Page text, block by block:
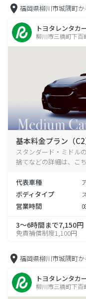
福岡県柳川市城隅町か
トヨタレンタカ
柳川市三橋町下百
基本料金プラン（C2
スタンダード・ミドル
捨てなどの詳細は、こ
代表車種
ボディタイプ
営業時間
3～6時間まで7,150円
免責補償制度1,100円
福岡県柳川市城隅町か
トヨタレンタカ
柳川市三橋町下百